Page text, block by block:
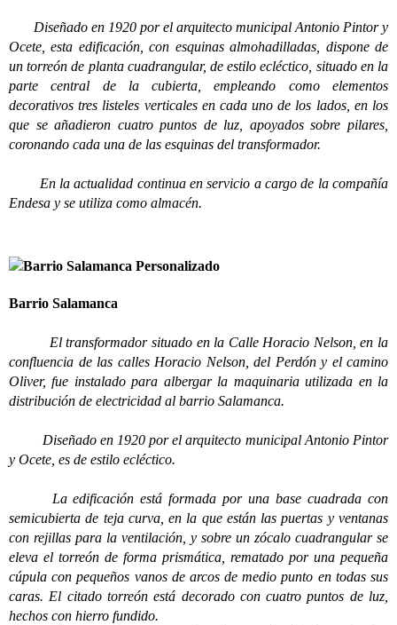
Diseñado en 1920 por el arquitecto municipal Antonio Pintor y
Ocete, esta edificación, con esquinas almohadilladas, dispone de
un torreón de planta cuadrangular, de estilo ecléctico, situado en la
parte central de la cubierta, empleando como elementos
decorativos tres listeles verticales en cada uno de los lados, en los
que se añadieron cuatro puntos de luz, apoyados sobre pilares,
coronando cada una de las esquinas del transformador.
En la actualidad continua en servicio a cargo de la compañía
Endesa y se utiliza como almacén.
Barrio Salamanca
El transformador situado en la Calle Horacio Nelson, en la
confluencia de las calles Horacio Nelson, del Perdón y el camino
Oliver, fue instalado para albergar la maquinaria utilizada en la
distribución de electricidad al barrio Salamanca.
Diseñado en 1920 por el arquitecto municipal Antonio Pintor
y Ocete, es de estilo ecléctico.
La edificación está formada por una base cuadrada con
semicubierta de teja curva, en la que están las puertas y ventanas
con rejillas para la ventilación, y sobre un zócalo cuadrangular se
eleva el torreón de forma prismática, rematado por una pequeña
cúpula con pequeños vanos de arcos de medio punto en todas sus
caras. El citado torreón está decorado con cuatro puntos de luz,
hechos con hierro fundido.